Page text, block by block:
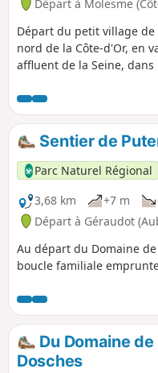
Départ à Molesme
Départ du petit village de
nord de la Côte-d'Or, en
affluent de la Seine,
de ce village fut
monacale de l'abbaye
siècles les conséquences
ans, des Guerres de
... L'abbaye est ouverte
estivale sur rendez-vous.
tranquille permet de
ruines de l'Oppidum de
grande cité à l'époque
Sentier de
Parc Naturel Régional
3,68 km
+7 m
Départ à Géraudot
Au départ du Domaine
boucle familiale
Du Domaine
Dosches